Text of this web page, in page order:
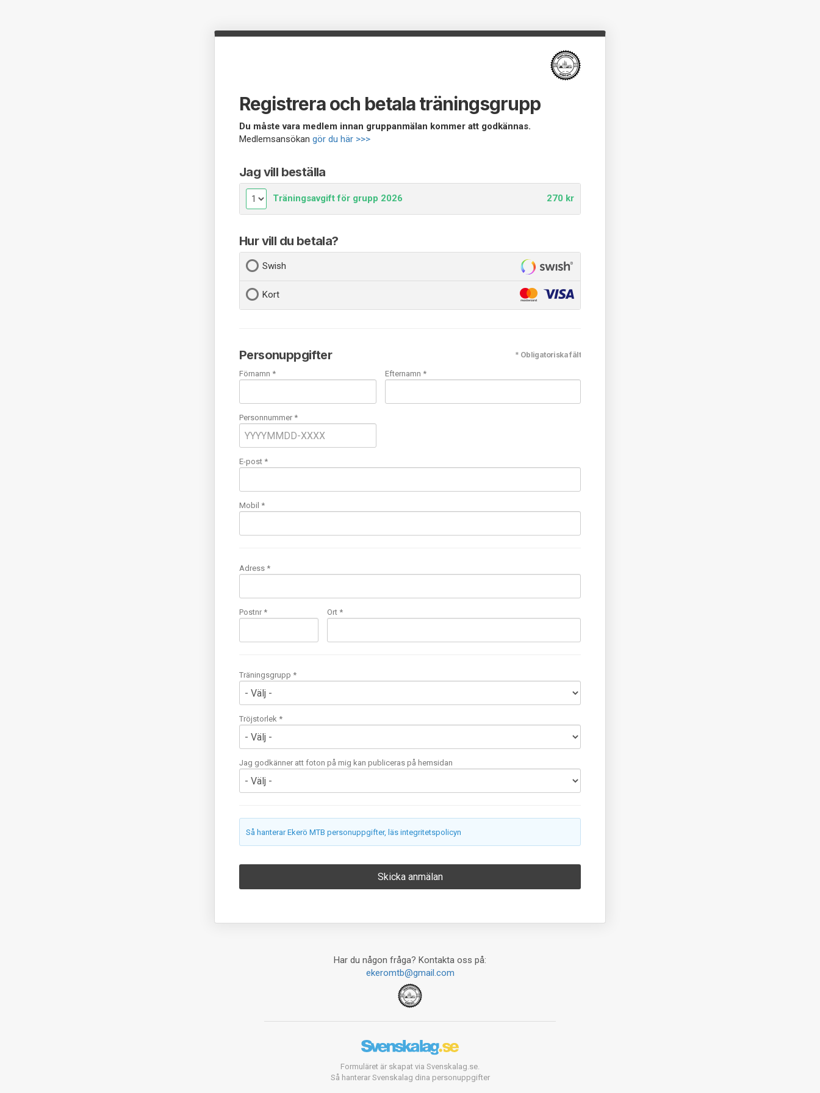
Registrera och betala träningsgrupp
Du måste vara medlem innan gruppanmälan kommer att godkännas.
Medlemsansökan gör du här >>>
Jag vill beställa
Träningsavgift för grupp 2026 270 kr
Hur vill du betala?
Swish
Kort
Personuppgifter * Obligatoriska fält
Förnamn * Efternamn *
Personnummer *
E-post *
Mobil *
Adress *
Postnr * Ort *
Träningsgrupp *
Tröjstorlek *
Jag godkänner att foton på mig kan publiceras på hemsidan
Så hanterar Ekerö MTB personuppgifter, läs integritetspolicyn
Har du någon fråga? Kontakta oss på:
ekeromtb@gmail.com
Formuläret är skapat via Svenskalag.se.
Så hanterar Svenskalag dina personuppgifter